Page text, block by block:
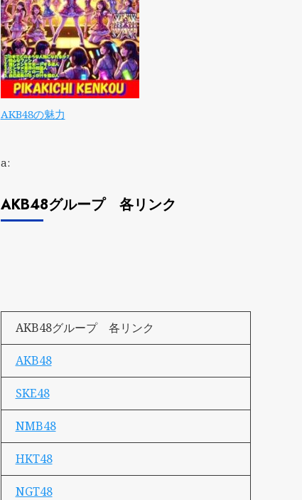
AKB48の魅力
a:
AKB48グループ 各リンク
AKB48グループ 各リンク
AKB48
SKE48
NMB48
HKT48
NGT48